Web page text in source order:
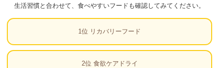
生活習慣と合わせて、食べやすいフードも確認してみてください。
1位 リカバリーフード
2位 食欲ケアドライ